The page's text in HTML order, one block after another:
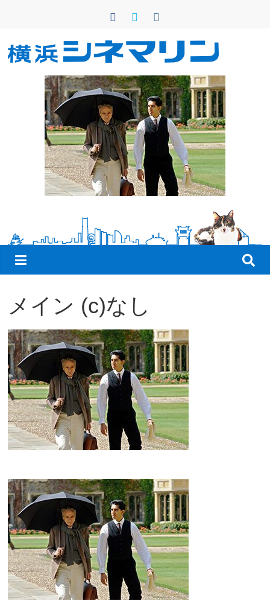
ン
横
リ
ン
た
映
画
は
こ
の
街
で
メイン (c)なし